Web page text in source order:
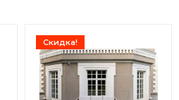
Скидка!